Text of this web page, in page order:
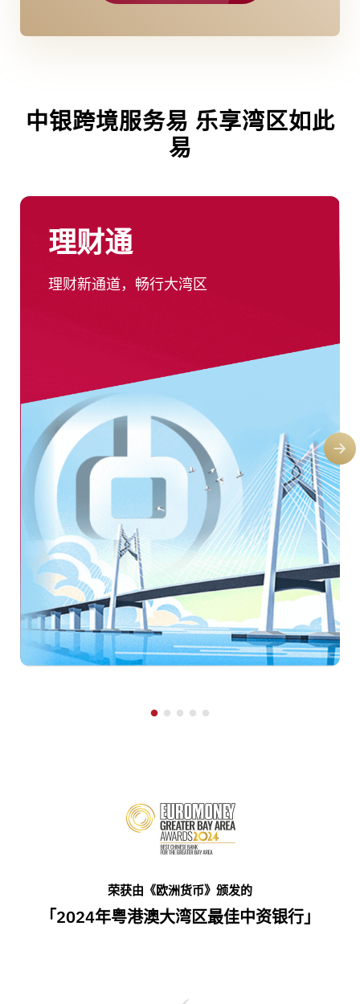
中银跨境服务易 乐享湾区如此
易
理财通
理财新通道，畅行大湾区
荣获由《欧洲货币》颁发的
「2024年粤港澳大湾区最佳中资银行」